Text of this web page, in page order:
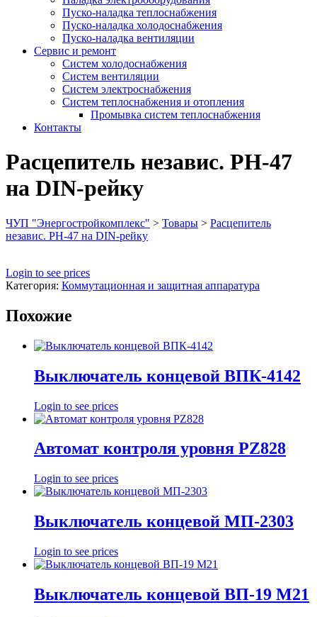
Пуско-наладка теплоснабжения
Пуско-наладка холодоснабжения
Пуско-наладка вентиляции
Сервис и ремонт
Систем холодоснабжения
Систем вентиляции
Систем электроснабжения
Систем теплоснабжения и отопления
Промывка систем теплоснабжения
Контакты
Расцепитель независ. РН-47
на DIN-рейку
ЧУП "Энергостройкомплекс" > Товары > Расцепитель
независ. РН-47 на DIN-рейку
Login to see prices
Категория: Коммутационная и защитная аппаратура
Похожие
Выключатель концевой ВПК-4142
Login to see prices
Автомат контроля уровня PZ828
Login to see prices
Выключатель концевой МП-2303
Login to see prices
Выключатель концевой ВП-19 М21